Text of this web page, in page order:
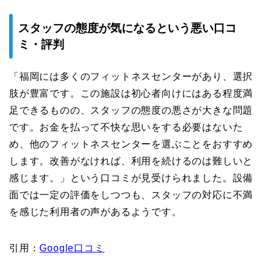
スタッフの態度が気になるという悪い口コ
ミ・評判
「福岡には多くのフィットネスセンターがあり、選択
肢が豊富です。この施設は初心者向けにはある程度満
足できるものの、スタッフの態度の悪さが大きな問題
です。お金を払って不快な思いをする必要はないた
め、他のフィットネスセンターを選ぶことをおすすめ
します。改善がなければ、利用を続けるのは難しいと
感じます。」という口コミが見受けられました。設備
面では一定の評価をしつつも、スタッフの対応に不満
を感じた利用者の声があるようです。
引用：Google口コミ